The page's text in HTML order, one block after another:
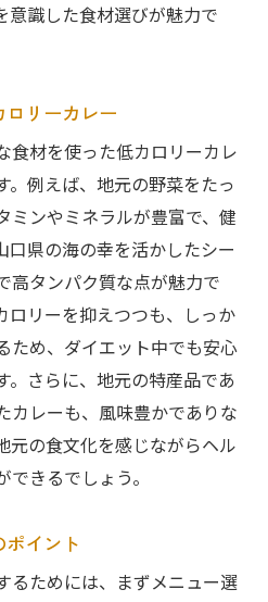
意識した食材選びが魅力で
リーカレー
食材を使った低カロリーカレ
。例えば、地元の野菜をたっ
ミンやミネラルが豊富で、健
県の海の幸を活かしたシー
高タンパク質な点が魅力で
ロリーを抑えつつも、しっか
ため、ダイエット中でも安心
。さらに、地元の特産品であ
カレーも、風味豊かでありな
元の食文化を感じながらヘル
きるでしょう。
イント
るためには、まずメニュー選